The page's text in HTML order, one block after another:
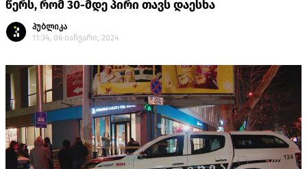
წერს, რომ 30-მდე პირი თავს დაესხა
პუბლიკა
11:34, 06 იანვარი, 2024